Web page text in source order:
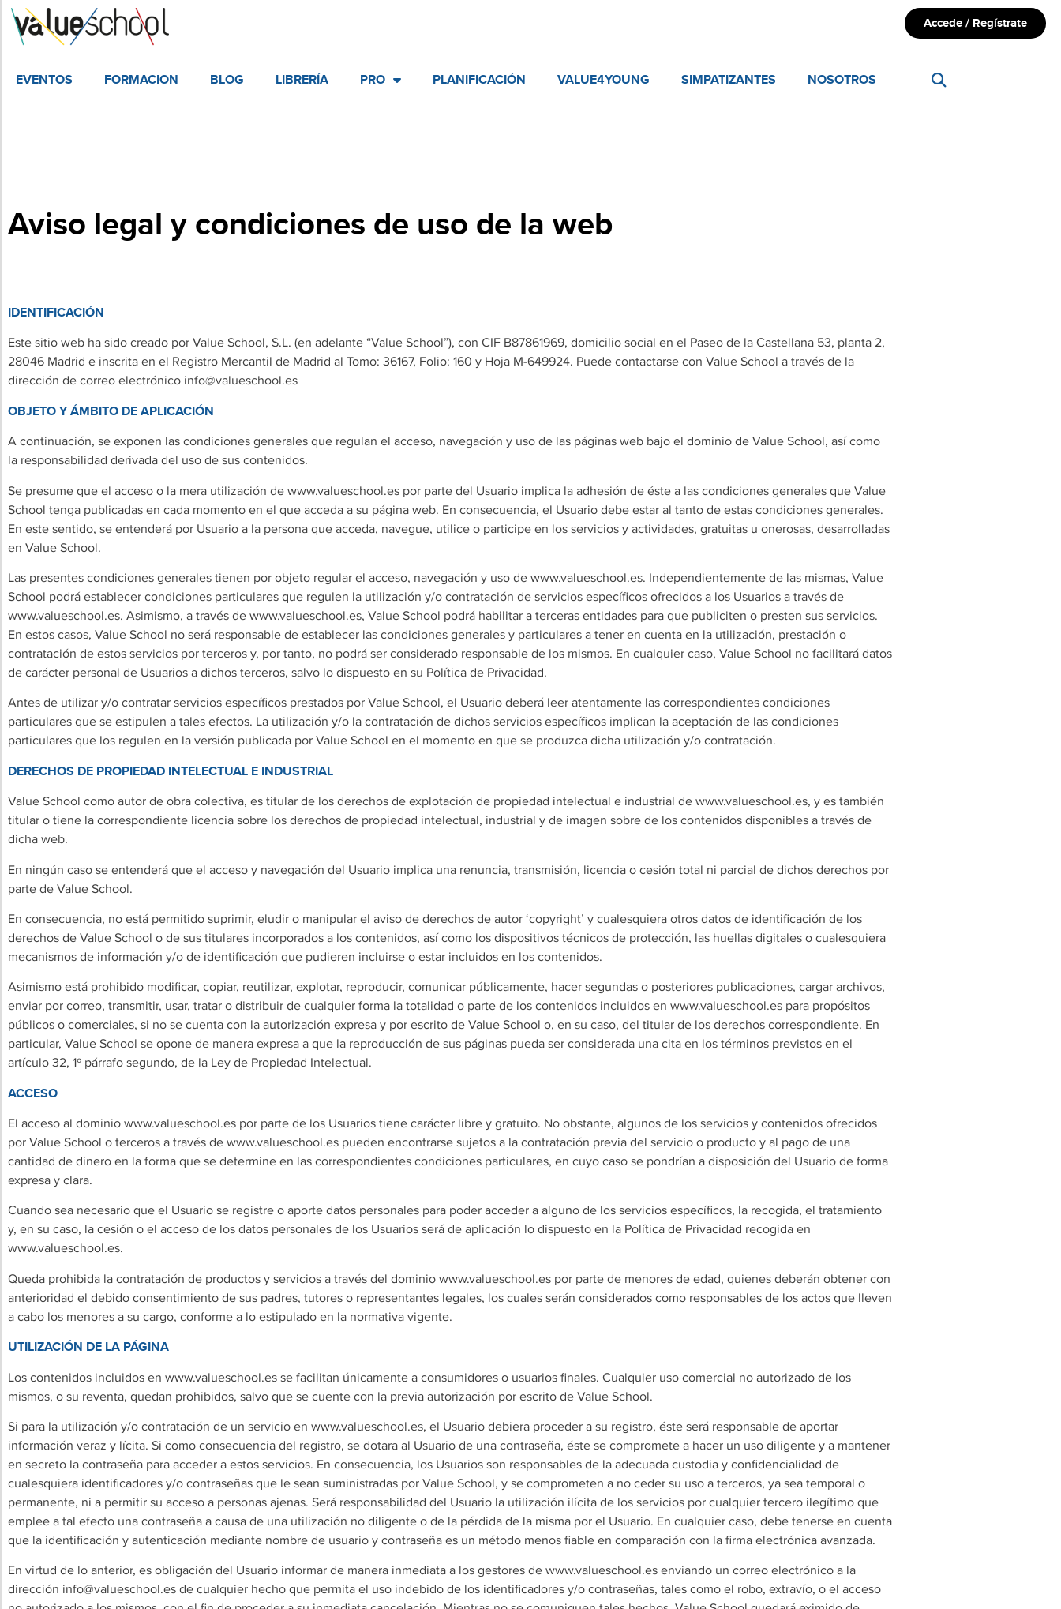
Accede / Regístrate
EVENTOS FORMACION BLOG LIBRERÍA PRO PLANIFICACIÓN VALUE4YOUNG SIMPATIZANTES NOSOTROS
Aviso legal y condiciones de uso de la web
IDENTIFICACIÓN
Este sitio web ha sido creado por Value School, S.L. (en adelante “Value School”), con CIF B87861969, domicilio social en el Paseo de la Castellana 53, planta 2,
28046 Madrid e inscrita en el Registro Mercantil de Madrid al Tomo: 36167, Folio: 160 y Hoja M-649924. Puede contactarse con Value School a través de la
dirección de correo electrónico info@valueschool.es
OBJETO Y ÁMBITO DE APLICACIÓN
A continuación, se exponen las condiciones generales que regulan el acceso, navegación y uso de las páginas web bajo el dominio de Value School, así como
la responsabilidad derivada del uso de sus contenidos.
Se presume que el acceso o la mera utilización de www.valueschool.es por parte del Usuario implica la adhesión de éste a las condiciones generales que Value
School tenga publicadas en cada momento en el que acceda a su página web. En consecuencia, el Usuario debe estar al tanto de estas condiciones generales.
En este sentido, se entenderá por Usuario a la persona que acceda, navegue, utilice o participe en los servicios y actividades, gratuitas u onerosas, desarrolladas
en Value School.
Las presentes condiciones generales tienen por objeto regular el acceso, navegación y uso de www.valueschool.es. Independientemente de las mismas, Value
School podrá establecer condiciones particulares que regulen la utilización y/o contratación de servicios específicos ofrecidos a los Usuarios a través de
www.valueschool.es. Asimismo, a través de www.valueschool.es, Value School podrá habilitar a terceras entidades para que publiciten o presten sus servicios.
En estos casos, Value School no será responsable de establecer las condiciones generales y particulares a tener en cuenta en la utilización, prestación o
contratación de estos servicios por terceros y, por tanto, no podrá ser considerado responsable de los mismos. En cualquier caso, Value School no facilitará datos
de carácter personal de Usuarios a dichos terceros, salvo lo dispuesto en su Política de Privacidad.
Antes de utilizar y/o contratar servicios específicos prestados por Value School, el Usuario deberá leer atentamente las correspondientes condiciones
particulares que se estipulen a tales efectos. La utilización y/o la contratación de dichos servicios específicos implican la aceptación de las condiciones
particulares que los regulen en la versión publicada por Value School en el momento en que se produzca dicha utilización y/o contratación.
DERECHOS DE PROPIEDAD INTELECTUAL E INDUSTRIAL
Value School como autor de obra colectiva, es titular de los derechos de explotación de propiedad intelectual e industrial de www.valueschool.es, y es también
titular o tiene la correspondiente licencia sobre los derechos de propiedad intelectual, industrial y de imagen sobre de los contenidos disponibles a través de
dicha web.
En ningún caso se entenderá que el acceso y navegación del Usuario implica una renuncia, transmisión, licencia o cesión total ni parcial de dichos derechos por
parte de Value School.
En consecuencia, no está permitido suprimir, eludir o manipular el aviso de derechos de autor ‘copyright’ y cualesquiera otros datos de identificación de los
derechos de Value School o de sus titulares incorporados a los contenidos, así como los dispositivos técnicos de protección, las huellas digitales o cualesquiera
mecanismos de información y/o de identificación que pudieren incluirse o estar incluidos en los contenidos.
Asimismo está prohibido modificar, copiar, reutilizar, explotar, reproducir, comunicar públicamente, hacer segundas o posteriores publicaciones, cargar archivos,
enviar por correo, transmitir, usar, tratar o distribuir de cualquier forma la totalidad o parte de los contenidos incluidos en www.valueschool.es para propósitos
públicos o comerciales, si no se cuenta con la autorización expresa y por escrito de Value School o, en su caso, del titular de los derechos correspondiente. En
particular, Value School se opone de manera expresa a que la reproducción de sus páginas pueda ser considerada una cita en los términos previstos en el
artículo 32, 1º párrafo segundo, de la Ley de Propiedad Intelectual.
ACCESO
El acceso al dominio www.valueschool.es por parte de los Usuarios tiene carácter libre y gratuito. No obstante, algunos de los servicios y contenidos ofrecidos
por Value School o terceros a través de www.valueschool.es pueden encontrarse sujetos a la contratación previa del servicio o producto y al pago de una
cantidad de dinero en la forma que se determine en las correspondientes condiciones particulares, en cuyo caso se pondrían a disposición del Usuario de forma
expresa y clara.
Cuando sea necesario que el Usuario se registre o aporte datos personales para poder acceder a alguno de los servicios específicos, la recogida, el tratamiento
y, en su caso, la cesión o el acceso de los datos personales de los Usuarios será de aplicación lo dispuesto en la Política de Privacidad recogida en
www.valueschool.es.
Queda prohibida la contratación de productos y servicios a través del dominio www.valueschool.es por parte de menores de edad, quienes deberán obtener con
anterioridad el debido consentimiento de sus padres, tutores o representantes legales, los cuales serán considerados como responsables de los actos que lleven
a cabo los menores a su cargo, conforme a lo estipulado en la normativa vigente.
UTILIZACIÓN DE LA PÁGINA
Los contenidos incluidos en www.valueschool.es se facilitan únicamente a consumidores o usuarios finales. Cualquier uso comercial no autorizado de los
mismos, o su reventa, quedan prohibidos, salvo que se cuente con la previa autorización por escrito de Value School.
Si para la utilización y/o contratación de un servicio en www.valueschool.es, el Usuario debiera proceder a su registro, éste será responsable de aportar
información veraz y lícita. Si como consecuencia del registro, se dotara al Usuario de una contraseña, éste se compromete a hacer un uso diligente y a mantener
en secreto la contraseña para acceder a estos servicios. En consecuencia, los Usuarios son responsables de la adecuada custodia y confidencialidad de
cualesquiera identificadores y/o contraseñas que le sean suministradas por Value School, y se comprometen a no ceder su uso a terceros, ya sea temporal o
permanente, ni a permitir su acceso a personas ajenas. Será responsabilidad del Usuario la utilización ilícita de los servicios por cualquier tercero ilegítimo que
emplee a tal efecto una contraseña a causa de una utilización no diligente o de la pérdida de la misma por el Usuario. En cualquier caso, debe tenerse en cuenta
que la identificación y autenticación mediante nombre de usuario y contraseña es un método menos fiable en comparación con la firma electrónica avanzada.
En virtud de lo anterior, es obligación del Usuario informar de manera inmediata a los gestores de www.valueschool.es enviando un correo electrónico a la
dirección info@valueschool.esde cualquier hecho que permita el uso indebido de los identificadores y/o contraseñas, tales como el robo, extravío, o el acceso